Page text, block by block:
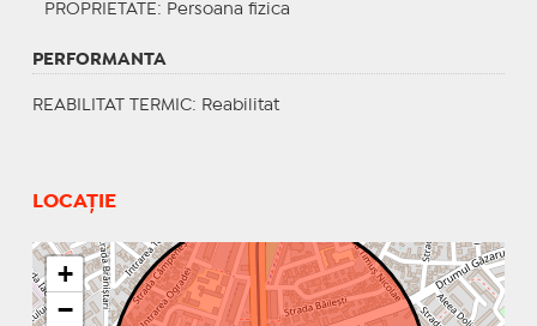
PROPRIETATE : Persoana fizica
PERFORMANTA
REABILITAT TERMIC: Reabilitat
LOCAȚIE
+
−